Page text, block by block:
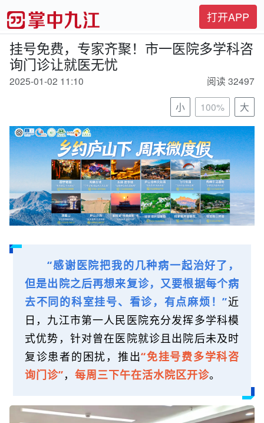
打开APP
挂号免费，专家齐聚！市一医院多学科咨
询门诊让就医无忧
2025-01-02 11:10
阅读 32497
小
100% 大
“感谢医院把我的几种病一起治好了，
但是出院之后再想来复诊，又要根据每个病
去不同的科室挂号、看诊，有点麻烦！”近
日，九江市第一人民医院充分发挥多学科模
式优势，针对曾在医院就诊且出院后未及时
复诊患者的困扰，推出“免挂号费多学科咨
询门诊”， 每周三下午在活水院区开诊。